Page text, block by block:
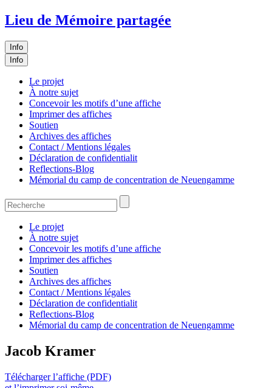
Lieu de Mémoire partagée
Info
Info
Le projet
À notre sujet
Concevoir les motifs d’une affiche
Imprimer des affiches
Soutien
Archives des affiches
Contact / Mentions légales
Déclaration de confidentialit
Reflections-Blog
Mémorial du camp de concentration de Neuengamme
Le projet
À notre sujet
Concevoir les motifs d’une affiche
Imprimer des affiches
Soutien
Archives des affiches
Contact / Mentions légales
Déclaration de confidentialit
Reflections-Blog
Mémorial du camp de concentration de Neuengamme
Jacob Kramer
Télécharger l’affiche (PDF)